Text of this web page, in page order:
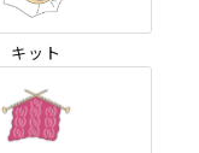
キット